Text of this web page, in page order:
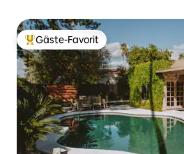
Beliebter Gäste-Favorit.
Gäste-Favorit